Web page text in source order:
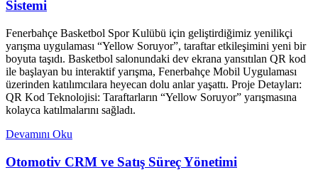
Sistemi
Fenerbahçe Basketbol Spor Kulübü için geliştirdiğimiz yenilikçi
yarışma uygulaması “Yellow Soruyor”, taraftar etkileşimini yeni bir
boyuta taşıdı. Basketbol salonundaki dev ekrana yansıtılan QR kod
ile başlayan bu interaktif yarışma, Fenerbahçe Mobil Uygulaması
üzerinden katılımcılara heyecan dolu anlar yaşattı. Proje Detayları:
QR Kod Teknolojisi: Taraftarların “Yellow Soruyor” yarışmasına
kolayca katılmalarını sağladı.
Devamını Oku
Otomotiv CRM ve Satış Süreç Yönetimi